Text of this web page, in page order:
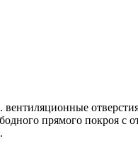
прямого покроя с